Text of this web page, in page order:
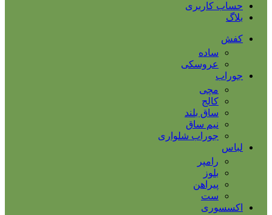
حساب کاربری
بلاگ
کفش
ساده
عروسکی
جوراب
مچی
کالج
ساق بلند
نیم ساق
جوراب شلواری
لباس
رامپر
بلوز
پیراهن
ست
اکسسوری